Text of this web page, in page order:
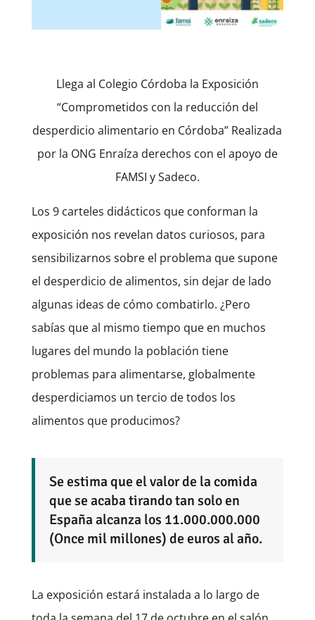
Llega al Colegio Córdoba la Exposición
“Comprometidos con la reducción del
desperdicio alimentario en Córdoba” Realizada
por la ONG Enraíza derechos con el apoyo de
FAMSI y Sadeco.
Los 9 carteles didácticos que conforman la
exposición nos revelan datos curiosos, para
sensibilizarnos sobre el problema que supone
el desperdicio de alimentos, sin dejar de lado
algunas ideas de cómo combatirlo. ¿Pero
sabías que al mismo tiempo que en muchos
lugares del mundo la población tiene
problemas para alimentarse, globalmente
desperdiciamos un tercio de todos los
alimentos que producimos?
Se estima que el valor de la comida
que se acaba tirando tan solo en
España alcanza los 11.000.000.000
(Once mil millones) de euros al año.
La exposición estará instalada a lo largo de